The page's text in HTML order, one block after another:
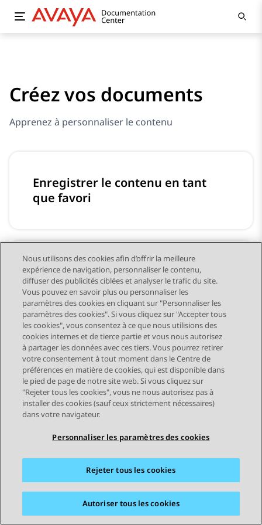
Créez vos documents
Apprenez à personnaliser le contenu
Enregistrer le contenu en tant
que favori
Créer des collections
STAY CONNECTED
Conditions d'utilisation
© 2026 Avaya LLC
Nous utilisons des cookies afin d’offrir la meilleure
expérience de navigation, personnaliser le contenu,
diffuser des publicités ciblées et analyser le trafic du site.
Vous pouvez en savoir plus ou personnaliser les
paramètres des cookies en cliquant sur "Personnaliser les
paramètres des cookies". Si vous cliquez sur "Accepter tous
les cookies", vous consentez à ce que nous utilisions des
cookies internes et de tierce partie et vous nous autorisez
à partager les données avec ces tiers. Vous pourrez retirer
votre consentement à tout moment dans le Centre de
préférences en matière de cookies, qui est disponible dans
le pied de page de notre site web. Si vous cliquez sur
"Rejeter tous les cookies", vous ne nous autorisez pas à
installer des cookies (sauf ceux strictement nécessaires)
dans votre navigateur.
Personnaliser les paramètres des cookies
Rejeter tous les cookies
Autoriser tous les cookies